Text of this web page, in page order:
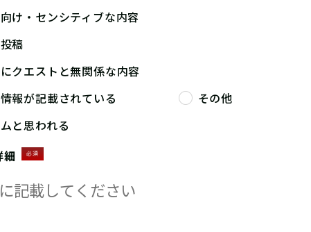
け・センシティブな内容
稿
クエストと無関係な内容
報が記載されている
その他
と思われる
細
必須